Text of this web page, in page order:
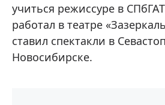
учиться режиссуре в
работал в театре
ставил спектакли в
Новосибирске.